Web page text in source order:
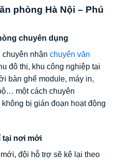
phòng Hà Nội – Phú
chuyên dụng
chuyên nhận chuyển văn
đô thị, khu công nghiệp tại
bàn ghế module, máy in,
một cách chuyên
bị gián đoạn hoạt động
tại nơi mới
đội hỗ trợ sẽ kê lại theo